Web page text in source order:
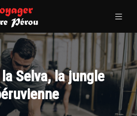
Selva, la jungle